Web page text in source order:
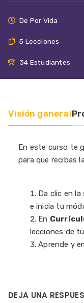
De Por Vida
5 Lecciones
34 Estudiantes
Visión general
En este curso te
para que recibas
Da clic en
e inicia tu
En
lecciones de
Aprende y
DEJA UNA